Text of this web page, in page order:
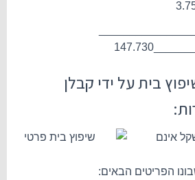
בית על ידי קבלן
אינם
הפריטים הבאים: